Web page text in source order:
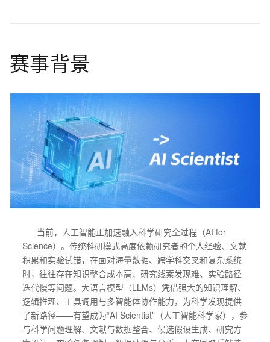
赛事背景
Science）。传统科研模式高度依赖研究者的个人经验、文献
积累和实验试错，在面对海量数据、跨学科交叉和复杂系统
时，往往存在知识整合成本高、研究线索发现难、实验路径
迭代慢等问题。大语言模型（LLMs）凭借强大的知识理解、
逻辑推理、工具调用与多智能体协作能力，为科学发现提供
了新路径——有望成为“AI Scientist”（人工智能科学家），参
与科学问题理解、文献与数据整合、候选假设生成、研究方